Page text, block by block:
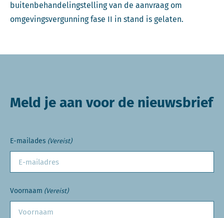
buitenbehandelingstelling van de aanvraag om
omgevingsvergunning fase II in stand is gelaten.
Meld je aan voor de nieuwsbrief
E-mailades (Vereist)
Voornaam (Vereist)